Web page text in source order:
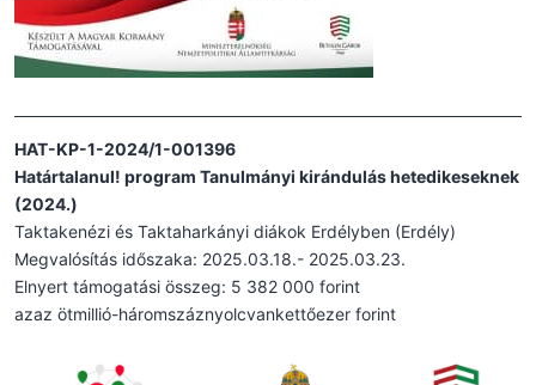
HAT-KP-1-2024/1-001396
Határtalanul! program Tanulmányi kirándulás hetedikeseknek
(2024.)
Taktakenézi és Taktaharkányi diákok Erdélyben (Erdély)
Megvalósítás időszaka: 2025.03.18.- 2025.03.23.
Elnyert támogatási összeg: 5 382 000 forint
azaz ötmillió-háromszáznyolcvankettőezer forint